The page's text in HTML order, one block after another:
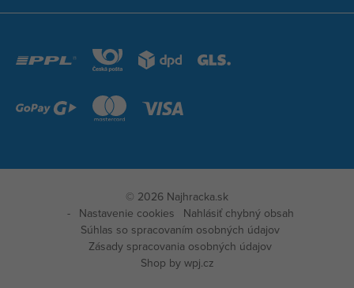
© 2026 Najhracka.sk
Nastavenie cookies
Nahlásiť chybný obsah
Súhlas so spracovaním osobných údajov
Zásady spracovania osobných údajov
Shop by wpj.cz